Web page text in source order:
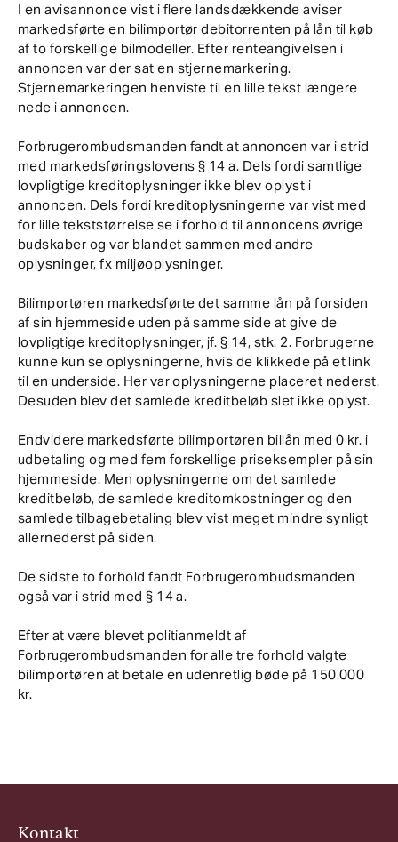
I en avisannonce vist i flere landsdækkende aviser
markedsførte en bilimportør debitorrenten på lån til køb
af to forskellige bilmodeller. Efter renteangivelsen i
annoncen var der sat en stjernemarkering.
Stjernemarkeringen henviste til en lille tekst længere
nede i annoncen.
Forbrugerombudsmanden fandt at annoncen var i strid
med markedsføringslovens § 14 a. Dels fordi samtlige
lovpligtige kreditoplysninger ikke blev oplyst i
annoncen. Dels fordi kreditoplysningerne var vist med
for lille tekststørrelse se i forhold til annoncens øvrige
budskaber og var blandet sammen med andre
oplysninger, fx miljøoplysninger.
Bilimportøren markedsførte det samme lån på forsiden
af sin hjemmeside uden på samme side at give de
lovpligtige kreditoplysninger, jf. § 14, stk. 2. Forbrugerne
kunne kun se oplysningerne, hvis de klikkede på et link
til en underside. Her var oplysningerne placeret nederst.
Desuden blev det samlede kreditbeløb slet ikke oplyst.
Endvidere markedsførte bilimportøren billån med 0 kr. i
udbetaling og med fem forskellige priseksempler på sin
hjemmeside. Men oplysningerne om det samlede
kreditbeløb, de samlede kreditomkostninger og den
samlede tilbagebetaling blev vist meget mindre synligt
allernederst på siden.
De sidste to forhold fandt Forbrugerombudsmanden
også var i strid med § 14 a.
Efter at være blevet politianmeldt af
Forbrugerombudsmanden for alle tre forhold valgte
bilimportøren at betale en udenretlig bøde på 150.000
kr.
Kontakt